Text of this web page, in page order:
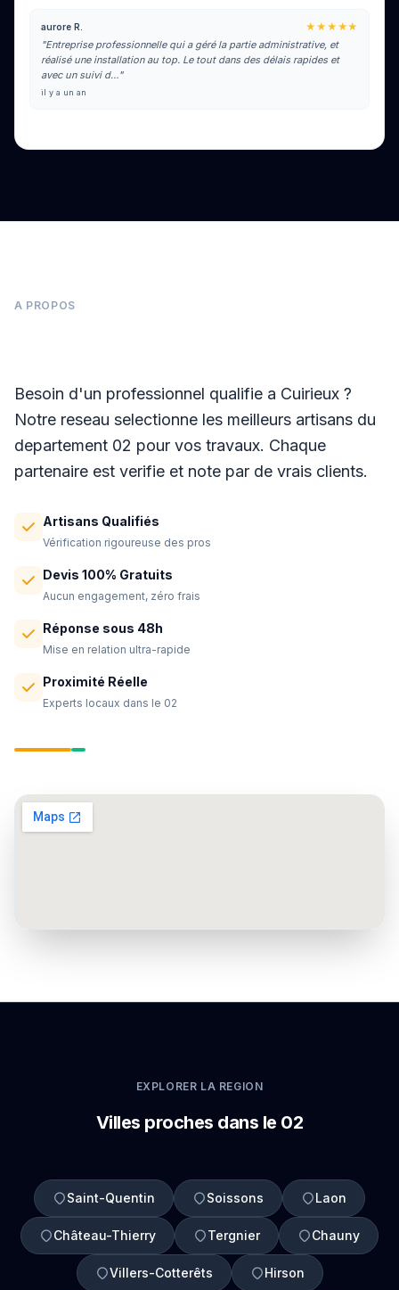
aurore R.
★★★★★
"Entreprise professionnelle qui a géré la partie administrative, et
réalisé une installation au top. Le tout dans des délais rapides et
avec un suivi d…"
il y a un an
A PROPOS
Besoin d'un professionnel qualifie a Cuirieux ?
Notre reseau selectionne les meilleurs artisans du
departement 02 pour vos travaux. Chaque
partenaire est verifie et note par de vrais clients.
Artisans Qualifiés
Vérification rigoureuse des pros
Devis 100% Gratuits
Aucun engagement, zéro frais
Réponse sous 48h
Mise en relation ultra-rapide
Proximité Réelle
Experts locaux dans le 02
EXPLORER LA REGION
Villes proches dans le 02
Saint-Quentin Soissons Laon
Château-Thierry Tergnier Chauny
Villers-Cotterêts Hirson